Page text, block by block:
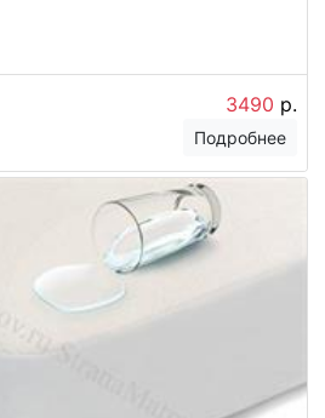
3490 р.
Подробнее